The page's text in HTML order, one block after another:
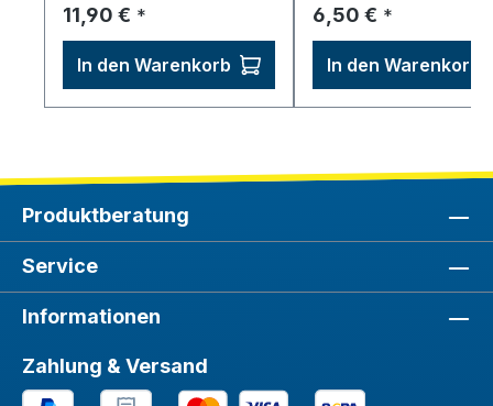
Regulärer Preis:
11,90 € *
In den Warenkorb
Regulärer Preis:
6,50 € *
In den Warenkorb
Produktberatung
Service
Informationen
Zahlung & Versand